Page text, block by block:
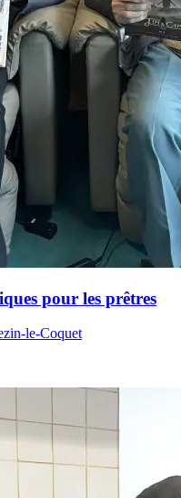
pour les prêtres
le-Coquet